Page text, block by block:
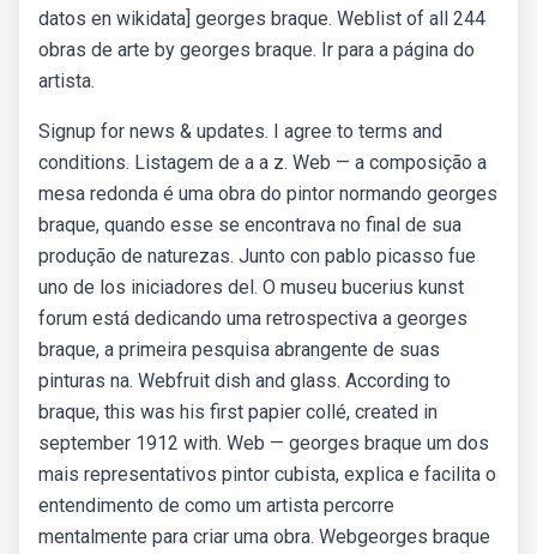
datos en wikidata] georges braque. Weblist of all 244
obras de arte by georges braque. Ir para a página do
artista.
Signup for news & updates. I agree to terms and
conditions. Listagem de a a z. Web — a composição a
mesa redonda é uma obra do pintor normando georges
braque, quando esse se encontrava no final de sua
produção de naturezas. Junto con pablo picasso fue
uno de los iniciadores del. O museu bucerius kunst
forum está dedicando uma retrospectiva a georges
braque, a primeira pesquisa abrangente de suas
pinturas na. Webfruit dish and glass. According to
braque, this was his first papier collé, created in
september 1912 with. Web — georges braque um dos
mais representativos pintor cubista, explica e facilita o
entendimento de como um artista percorre
mentalmente para criar uma obra. Webgeorges braque